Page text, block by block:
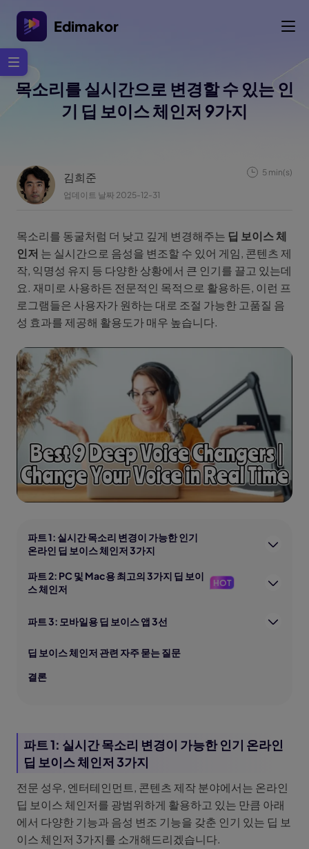
Edimakor
목소리를 실시간으로 변경할 수 있는 인
기 딥 보이스 체인저 9가지
김희준
업데이트 날짜 2025-12-31
5 min(s)
목소리를 동굴처럼 더 낮고 깊게 변경해주는 딥 보이스 체
인저 는 실시간으로 음성을 변조할 수 있어 게임, 콘텐츠 제
작, 익명성 유지 등 다양한 상황에서 큰 인기를 끌고 있는데
요. 재미로 사용하든 전문적인 목적으로 활용하든, 이런 프
로그램들은 사용자가 원하는 대로 조절 가능한 고품질 음
성 효과를 제공해 활용도가 매우 높습니다.
파트 1: 실시간 목소리 변경이 가능한 인기
온라인 딥 보이스 체인저 3가지
파트 2: PC 및 Mac용 최고의 3가지 딥 보이
스 체인저
HOT
파트 3: 모바일용 딥 보이스 앱 3선
딥 보이스 체인저 관련 자주 묻는 질문
결론
파트 1: 실시간 목소리 변경이 가능한 인기 온라인
딥 보이스 체인저 3가지
전문 성우, 엔터테인먼트, 콘텐츠 제작 분야에서는 온라인
딥 보이스 체인저를 광범위하게 활용하고 있는 만큼 아래
에서 다양한 기능과 음성 변조 기능을 갖춘 인기 있는 딥 보
이스 체인저 3가지를 소개해드리겠습니다.